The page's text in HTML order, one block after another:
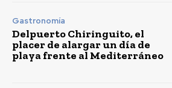
Gastronomía
Delpuerto Chiringuito, el
placer de alargar un día de
playa frente al Mediterráneo